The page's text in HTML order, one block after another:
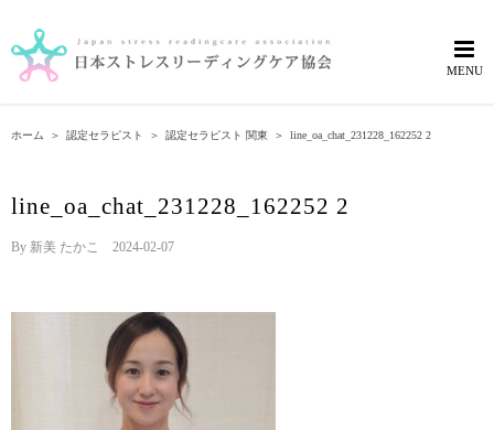
content
ホーム ＞ 認定セラピスト ＞ 認定セラピスト 関東 ＞ line_oa_chat_231228_162252 2
line_oa_chat_231228_162252 2
By 新美 たかこ 2024-02-07